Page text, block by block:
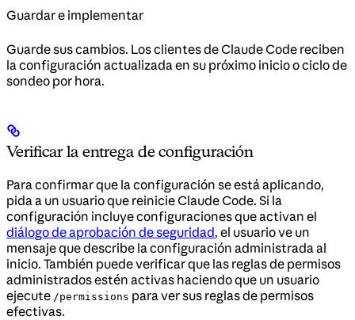
Guardar e implementar
Guarde sus cambios. Los clientes de Claude Code reciben
la configuración actualizada en su próximo inicio o ciclo de
sondeo por hora.
Verificar la entrega de configuración
Para confirmar que la configuración se está aplicando,
pida a un usuario que reinicie Claude Code. Si la
configuración incluye configuraciones que activan el
diálogo de aprobación de seguridad, el usuario ve un
mensaje que describe la configuración administrada al
inicio. También puede verificar que las reglas de permisos
administrados estén activas haciendo que un usuario
ejecute /permissions para ver sus reglas de permisos
efectivas.